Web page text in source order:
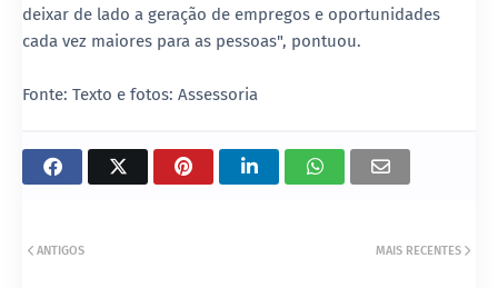
deixar de lado a geração de empregos e oportunidades
cada vez maiores para as pessoas", pontuou.
Fonte: Texto e fotos: Assessoria
MAIS RECENTES
ANTIGOS